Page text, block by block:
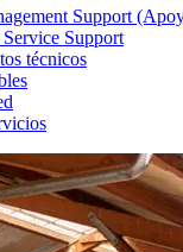
Support
Support
técnicos